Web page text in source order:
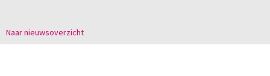
Naar nieuwsoverzicht